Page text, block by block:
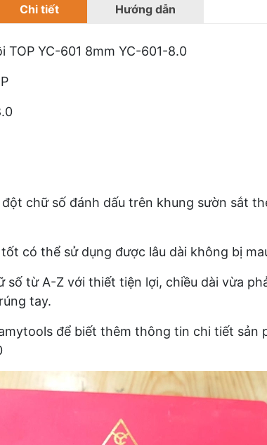
Chi tiết Hướng dẫn
TOP YC-601 8mm YC-601-8.0
chữ số đánh dấu trên khung sườn sắt
có thể sử dụng được lâu dài không bị
số từ A-Z với thiết tiện lợi, chiều dài vừa
tay.
để biết thêm thông tin chi tiết sản